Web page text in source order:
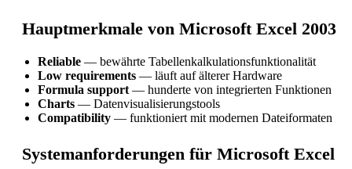
Hauptmerkmale von Microsoft Excel 2003
Reliable — bewährte Tabellenkalkulationsfunktionalität
Low requirements — läuft auf älterer Hardware
Formula support — hunderte von integrierten Funktionen
Charts — Datenvisualisierungstools
Compatibility — funktioniert mit modernen Dateiformaten
Systemanforderungen für Microsoft Excel